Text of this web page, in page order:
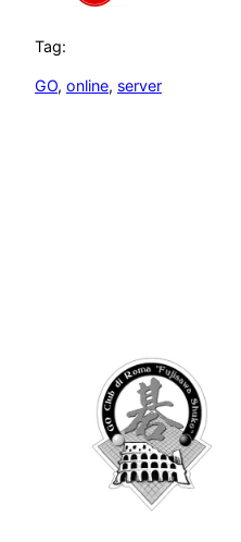
Tag:
GO, online, server